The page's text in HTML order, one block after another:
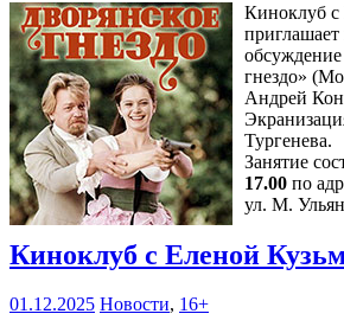
Киноклуб с
гнездо»
Андрей
Тургенева.
Занятие
17.00 по
ул. М.
Киноклуб с Еленой
01.12.2025 Новости, 16+